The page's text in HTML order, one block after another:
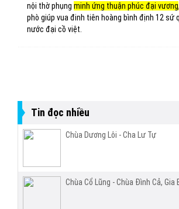
nội thờ phụng minh ứng thuận phúc đại vương
phò giúp vua đinh tiên hoàng bình định 12 sứ
nước đại cồ việt.
Tin đọc nhiều
Chùa Dương Lôi - Cha Lư Tự
Chùa Cổ Lũng - Chùa Đình Cả, Gia